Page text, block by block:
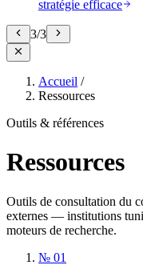
stratégie efficace
3/3
Accueil /
Ressources
Outils & références
Ressources
Outils de consultation du
externes — institutions
moteurs de recherche.
№ 01